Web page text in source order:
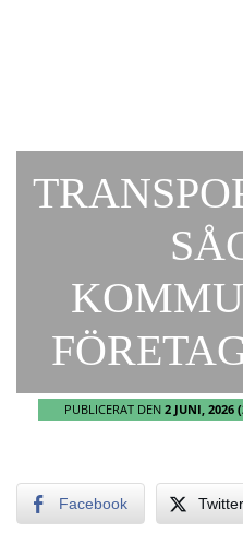
PUBLICERAT DEN 2 JUNI, 2026
Facebook